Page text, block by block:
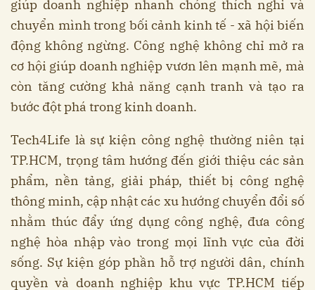
giúp doanh nghiệp nhanh chóng thích nghi và
chuyển mình trong bối cảnh kinh tế - xã hội biến
động không ngừng. Công nghệ không chỉ mở ra
cơ hội giúp doanh nghiệp vươn lên mạnh mẽ, mà
còn tăng cường khả năng cạnh tranh và tạo ra
bước đột phá trong kinh doanh.
Tech4Life là sự kiện công nghệ thường niên tại
TP.HCM, trọng tâm hướng đến giới thiệu các sản
phẩm, nền tảng, giải pháp, thiết bị công nghệ
thông minh, cập nhật các xu hướng chuyển đổi số
nhằm thúc đẩy ứng dụng công nghệ, đưa công
nghệ hòa nhập vào trong mọi lĩnh vực của đời
sống. Sự kiện góp phần hỗ trợ người dân, chính
quyền và doanh nghiệp khu vực TP.HCM tiếp